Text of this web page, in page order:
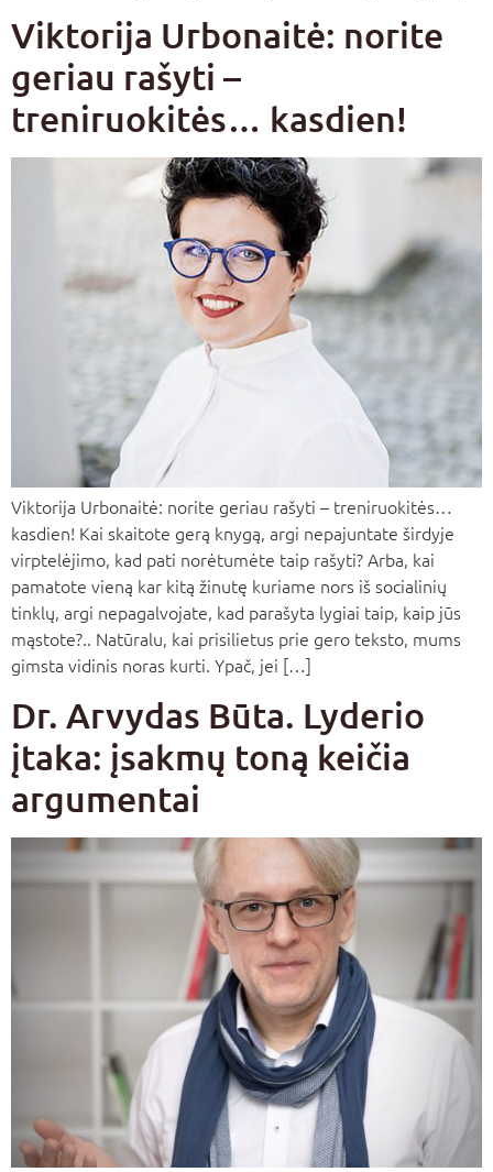
Viktorija Urbonaitė: norite
geriau rašyti –
treniruokitės… kasdien!
Viktorija Urbonaitė: norite geriau rašyti – treniruokitės…
kasdien! Kai skaitote gerą knygą, argi nepajuntate širdyje
virptelėjimo, kad pati norėtumėte taip rašyti? Arba, kai
pamatote vieną kar kitą žinutę kuriame nors iš socialinių
tinklų, argi nepagalvojate, kad parašyta lygiai taip, kaip jūs
mąstote?.. Natūralu, kai prisilietus prie gero teksto, mums
gimsta vidinis noras kurti. Ypač, jei […]
Dr. Arvydas Būta. Lyderio
įtaka: įsakmų toną keičia
argumentai